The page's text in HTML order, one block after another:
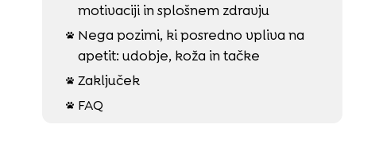
motivaciji in splošnem zdravju

Nega pozimi, ki posredno vpliva na
apetit: udobje, koža in tačke
 Zaključek
 FAQ